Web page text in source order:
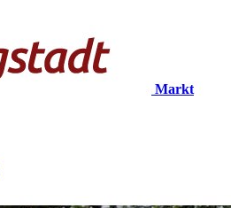
Markt